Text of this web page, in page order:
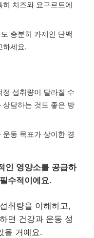
치즈와 요구르트에
충분히 카제인 단백
하세요.
섭취량이 달라질 수
상담하는 것도 좋은 방
동 목표가 상이한 경
인 영양소를 공급하
수적이에요.
취량을 이해하고,
면 건강과 운동 성
을 거예요.